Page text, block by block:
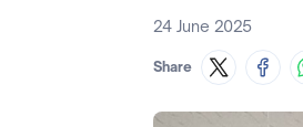
24 June 2025
Share